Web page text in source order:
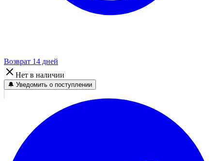
Возврат 14 дней
Нет в наличии
🔔 Уведомить о поступлении